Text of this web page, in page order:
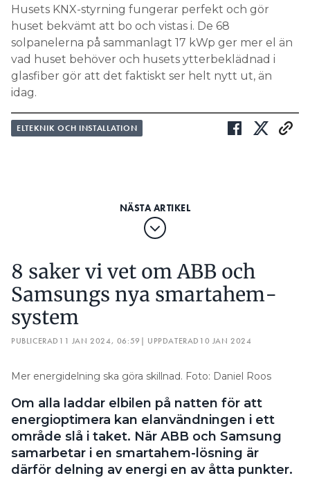
Husets KNX-styrning fungerar perfekt och gör
huset bekvämt att bo och vistas i. De 68
solpanelerna på sammanlagt 17 kWp ger mer el än
vad huset behöver och husets ytterbeklädnad i
glasfiber gör att det faktiskt ser helt nytt ut, än
idag.
ELTEKNIK OCH INSTALLATION
8 saker vi vet om ABB och
Samsungs nya smartahem-
system
PUBLICERAD 11 JAN 2024, 06:59 | UPPDATERAD 10 JAN 2024
Mer energidelning ska göra skillnad. Foto: Daniel Roos
Om alla laddar elbilen på natten för att
energioptimera kan elanvändningen i ett
område slå i taket. När ABB och Samsung
samarbetar i en smartahem-lösning är
därför delning av energi en av åtta punkter.